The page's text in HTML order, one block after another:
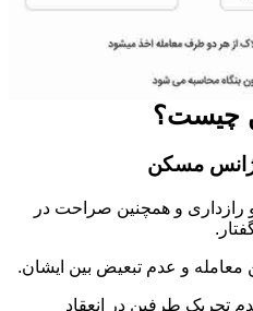
چیست؟
مسکن
و همچنین صراحت در
تحریک طرفین در انعقاد